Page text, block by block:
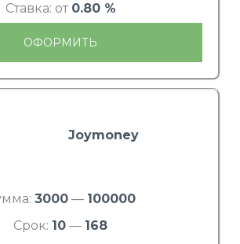
Ставка: от 0.80 %
ОФОРМИТЬ
Joymoney
3000— 100000
Срок: 10 — 168